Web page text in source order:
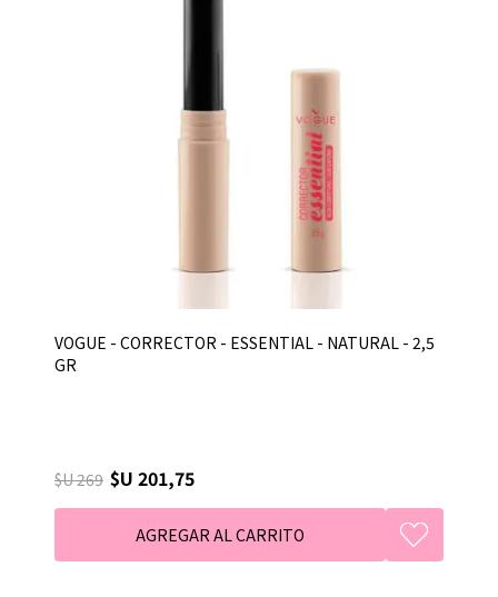
VOGUE - CORRECTOR - ESSENTIAL - NATURAL - 2,5
GR
$U 269 $U 201,75